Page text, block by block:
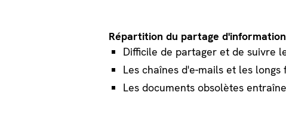
Répartition du partage
Difficile de partager et de suivre
Les chaînes d'e-mails et les
Les documents obsolètes